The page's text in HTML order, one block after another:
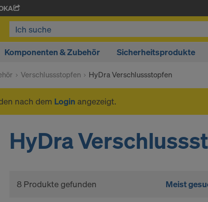
Komponenten & Zubehör Sicherheitsprodukte
Verschlussstopfen HyDra Verschlussstopfen
nach dem Login angezeigt.
HyDra
8 Produkte gefunden Meist